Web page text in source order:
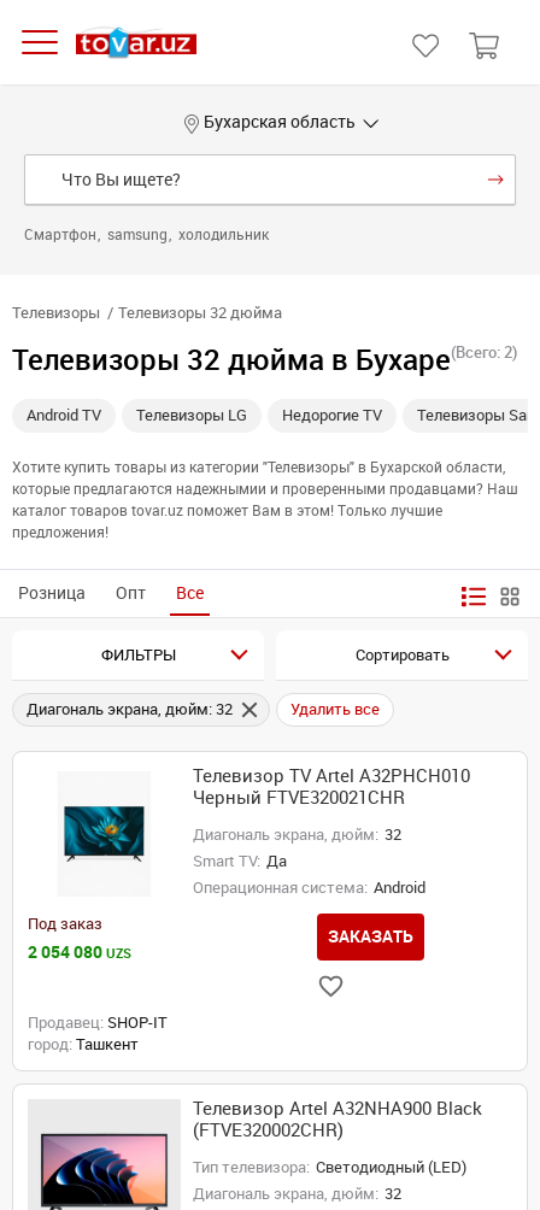
Бухарская область
Смартфон samsung холодильник
Телевизоры Телевизоры 32 дюйма
Телевизоры 32 дюйма в Бухаре(Всего: 2)
Android TV Телевизоры LG Недорогие TV Телевизоры
Хотите купить товары из категории "Телевизоры" в Бухарской области,
которые предлагаются надежнымии и проверенными продавцами? Наш
каталог товаров tovar.uz поможет Вам в этом! Только лучшие
предложения!
Розница Опт Все
ФИЛЬТРЫ Сортировать
Диагональ экрана, дюйм: 32 Удалить все
Телевизор TV Artel A32PHCH010
Черный FTVE320021CHR
Диагональ экрана, дюйм: 32
Smart TV: Да
Операционная система: Android
Под заказ
2 054 080 UZS
ЗАКАЗАТЬ
Продавец: SHOP-IT
город: Ташкент
Телевизор Artel A32NHA900 Black
(FTVE320002CHR)
Тип телевизора: Светодиодный (LED)
Диагональ экрана, дюйм: 32